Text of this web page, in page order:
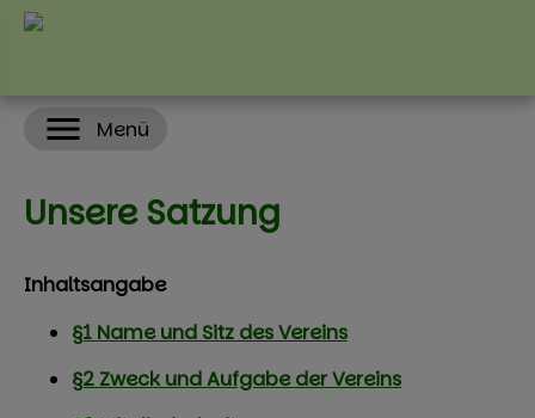
Menü
Unser Verein
So findest Du uns
Der Vorstand
Unsere Satzung
Das Vereinshaus
Unsere Satzung
Inhaltsangabe
§1 Name und Sitz des Vereins
§2 Zweck und Aufgabe der Vereins